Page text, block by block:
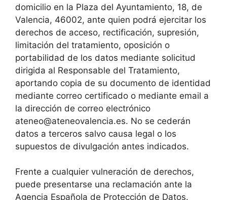
domicilio en la Plaza del Ayuntamiento, 18, de
Valencia, 46002, ante quien podrá ejercitar los
derechos de acceso, rectificación, supresión,
limitación del tratamiento, oposición o
portabilidad de los datos mediante solicitud
dirigida al Responsable del Tratamiento,
aportando copia de su documento de identidad
mediante correo certificado o mediante email a
la dirección de correo electrónico
ateneo@ateneovalencia.es. No se cederán
datos a terceros salvo causa legal o los
supuestos de divulgación antes indicados.
Frente a cualquier vulneración de derechos,
puede presentarse una reclamación ante la
Agencia Española de Protección de Datos.